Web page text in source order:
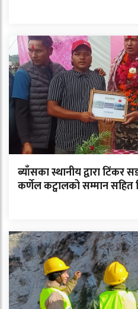
ब्याँसका स्थानीय द्वारा
कर्णेल कट्वालको सम्मान सहित